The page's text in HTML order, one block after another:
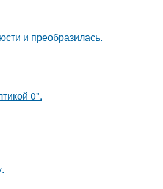
и преобразилась.
0".